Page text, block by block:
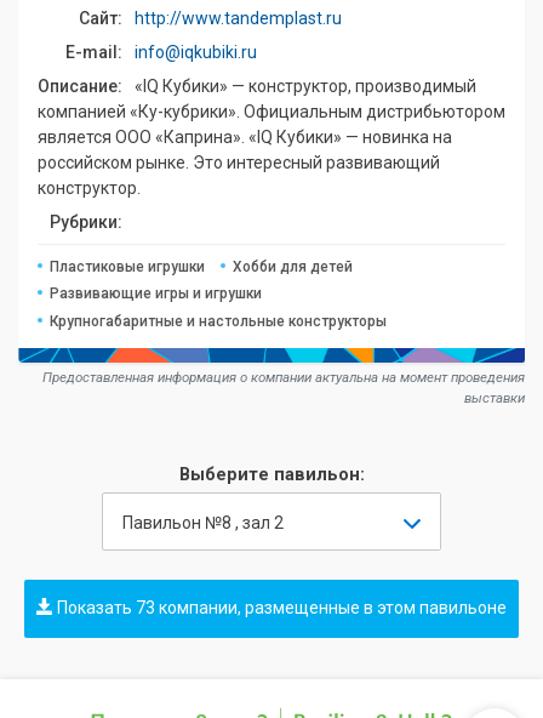
Сайт:
http://www.tandemplast.ru
E-mail:
info@iqkubiki.ru
Описание:
«IQ Кубики» — конструктор, производимый
компанией «Ку-кубрики». Официальным дистрибьютором
является ООО «Каприна». «IQ Кубики» — новинка на
российском рынке. Это интересный развивающий
конструктор.
Рубрики:
Пластиковые игрушки
Хобби для детей
Развивающие игры и игрушки
Крупногабаритные и настольные конструкторы
Предоставленная информация о компании актуальна на момент проведения
выставки
Выберите павильон:
Павильон №8 , зал 2
Показать 73 компании, размещенные в этом павильоне